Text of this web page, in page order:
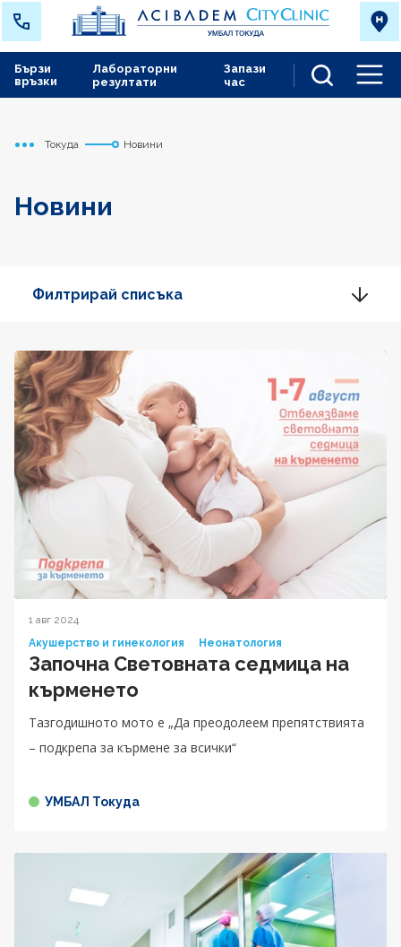
Лабораторни
резултати
Запази
час
Бързи
връзки
Начало
Токуда Новини
Новини
Филтрирай списъка
1 авг 2024
Акушерство и гинекология
Неонатология
Започна Световната седмица на
кърменето
Тазгодишното мото е „Да преодолеем препятствията
– подкрепа за кърмене за всички“
УМБАЛ Токуда